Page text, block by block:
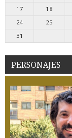
17
18
24
25
31
PERSONAJES